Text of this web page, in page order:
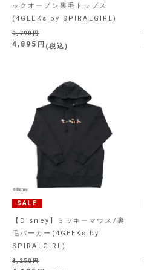
ックオープン裏毛トップス
(4GEEKs by SPIRALGIRL)
9,790
4,895 税込
SALE
【Disney】ミッキーマウス/裏
毛パーカー(4GEEKs by
SPIRALGIRL)
8,250